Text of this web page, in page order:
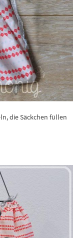
die Säckchen füllen